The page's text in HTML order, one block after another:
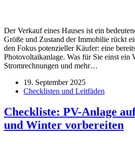
Der Verkauf eines Hauses ist ein
Größe und Zustand der Immobilie rückt
den Fokus potenzieller Käufer: eine
Photovoltaikanlage. Was für Sie einst ein
Stromrechnungen und mehr…
19. September 2025
Checklisten und Leitfäden
Checkliste: PV-Anlage
und Winter vorbereiten